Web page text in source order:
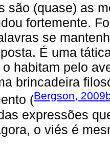
são (quase) as
fortemente.
se
É uma
habitam pelo
brincadeira
(Bergson,
expressões
o viés é